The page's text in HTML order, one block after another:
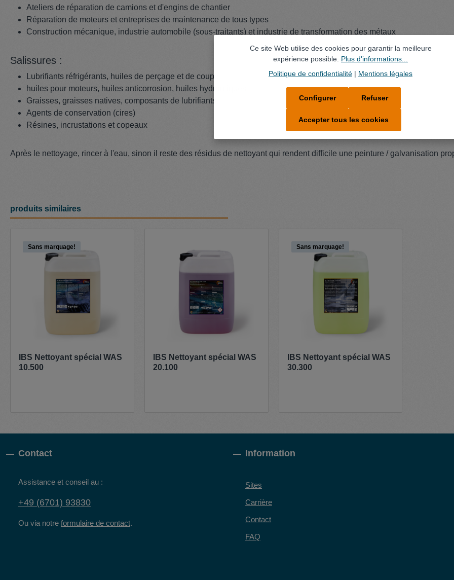
Ateliers de réparation de camions et d'engins de chantier
Réparation de moteurs et entreprises de maintenance de tous types
Construction mécanique, industrie automobile (sous-traitants) et industrie de transformation des métaux
Salissures :
Lubrifiants réfrigérants, huiles de perçage et de coupe
huiles pour moteurs, huiles anticorrosion, huiles hydrauliques
Graisses, graisses natives, composants de lubrifiants
Agents de conservation (cires)
Résines, incrustations et copeaux
Après le nettoyage, rincer à l'eau, sinon il reste des résidus de nettoyant qui rendent difficile une peinture / galvanisation
produits similaires
Sans marquage!
IBS Nettoyant spécial WAS
10.500
IBS Nettoyant spécial WAS
20.100
Sans marquage!
IBS Nettoyant spécial WAS
30.300
Contact
Assistance et conseil au :
+49 (6701) 93830
Ou via notre formulaire de contact.
Information
Sites
Carrière
Contact
FAQ
Ce site Web utilise des cookies pour garantir la meilleure
expérience possible. Plus d'informations...
Politique de confidentialité | Mentions légales
Refuser
Configurer
Accepter tous les cookies